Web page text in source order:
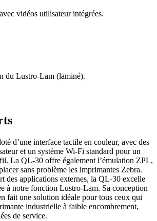
vidéos utilisateur intégrées.
du Lustro-Lam (laminé).
d’une interface tactile en couleur, avec des
et un système Wi-Fi standard pour un
La QL-30 offre également l’émulation ZPL,
sans problème les imprimantes Zebra.
des applications externes, la QL-30 excelle
à notre fonction Lustro-Lam. Sa conception
fait une solution idéale pour tous ceux qui
industrielle à faible encombrement,
de service.